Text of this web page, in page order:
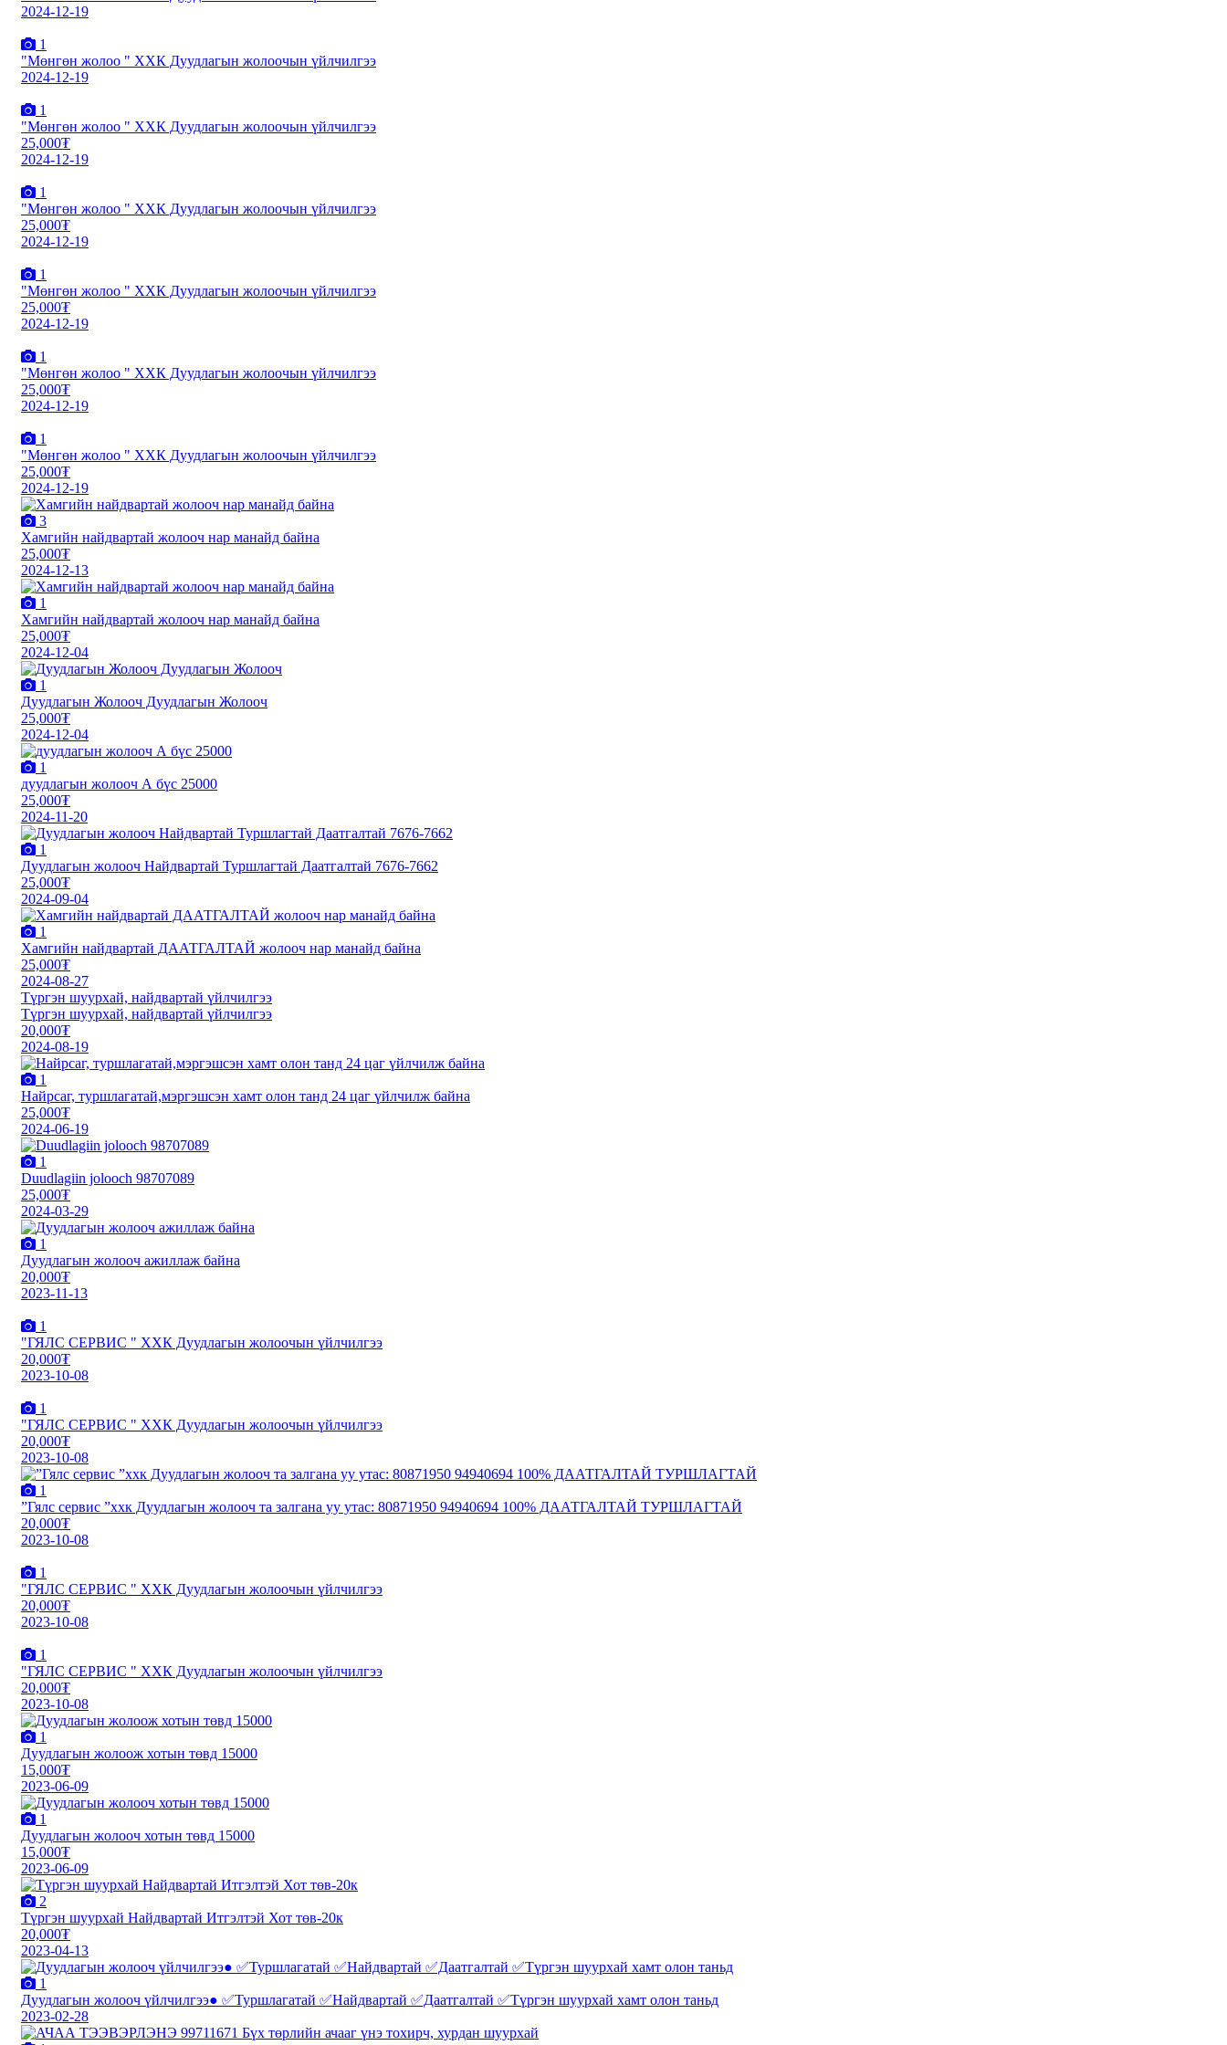
2024-12-19
1
"Мөнгөн жолоо " ХХК Дуудлагын жолоочын үйлчилгээ
2024-12-19
1
"Мөнгөн жолоо " ХХК Дуудлагын жолоочын үйлчилгээ
25,000₮
2024-12-19
1
"Мөнгөн жолоо " ХХК Дуудлагын жолоочын үйлчилгээ
25,000₮
2024-12-19
1
"Мөнгөн жолоо " ХХК Дуудлагын жолоочын үйлчилгээ
25,000₮
2024-12-19
1
"Мөнгөн жолоо " ХХК Дуудлагын жолоочын үйлчилгээ
25,000₮
2024-12-19
1
"Мөнгөн жолоо " ХХК Дуудлагын жолоочын үйлчилгээ
25,000₮
2024-12-19
3
Хамгийн найдвартай жолооч нар манайд байна
25,000₮
2024-12-13
1
Хамгийн найдвартай жолооч нар манайд байна
25,000₮
2024-12-04
1
Дуудлагын Жолооч Дуудлагын Жолооч
25,000₮
2024-12-04
1
дуудлагын жолооч А бүс 25000
25,000₮
2024-11-20
1
Дуудлагын жолооч Найдвартай Туршлагтай Даатгалтай 7676-7662
25,000₮
2024-09-04
1
Хамгийн найдвартай ДААТГАЛТАЙ жолооч нар манайд байна
25,000₮
2024-08-27
Түргэн шуурхай, найдвартай үйлчилгээ
Түргэн шуурхай, найдвартай үйлчилгээ
20,000₮
2024-08-19
1
Найрсаг, туршлагатай,мэргэшсэн хамт олон танд 24 цаг үйлчилж байна
25,000₮
2024-06-19
1
Duudlagiin jolooch 98707089
25,000₮
2024-03-29
1
Дуудлагын жолооч ажиллаж байна
20,000₮
2023-11-13
1
"ГЯЛС СЕРВИС " ХХК Дуудлагын жолоочын үйлчилгээ
20,000₮
2023-10-08
1
"ГЯЛС СЕРВИС " ХХК Дуудлагын жолоочын үйлчилгээ
20,000₮
2023-10-08
1
”Гялс сервис ”ххк Дуудлагын жолооч та залгана уу утас: 80871950 94940694 100% ДААТГАЛТАЙ ТУРШЛАГТАЙ
20,000₮
2023-10-08
1
"ГЯЛС СЕРВИС " ХХК Дуудлагын жолоочын үйлчилгээ
20,000₮
2023-10-08
1
"ГЯЛС СЕРВИС " ХХК Дуудлагын жолоочын үйлчилгээ
20,000₮
2023-10-08
1
Дуудлагын жолоож хотын төвд 15000
15,000₮
2023-06-09
1
Дуудлагын жолооч хотын төвд 15000
15,000₮
2023-06-09
2
Түргэн шуурхай Найдвартай Итгэлтэй Хот төв-20к
20,000₮
2023-04-13
1
Дуудлагын жолооч үйлчилгээ● ✅Туршлагатай ✅Найдвартай ✅Даатгалтай ✅Түргэн шуурхай хамт олон таньд
2023-02-28